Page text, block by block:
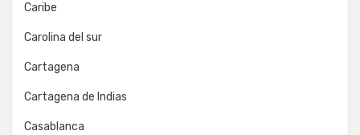
Caribe
Carolina del sur
Cartagena
Cartagena de Indias
Casablanca